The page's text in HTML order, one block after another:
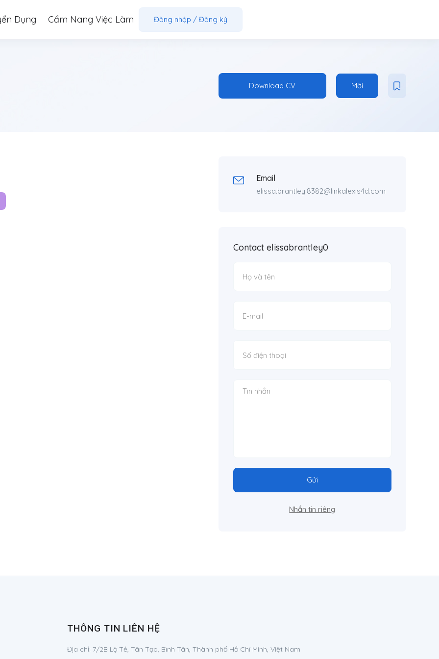
Dụng Cẩm Nang Việc Làm Đăng nhập / Đăng ký
Download CV Mời
Email
elissa.brantley.8382@linkalexis4d.com
Contact elissabrantley0
Gửi
Nhắn tin riêng
THÔNG TIN LIÊN HỆ
Địa chỉ: 7/2B Lộ Tẻ, Tân Tạo, Bình Tân, Thành phố Hồ Chí Minh, Việt Nam